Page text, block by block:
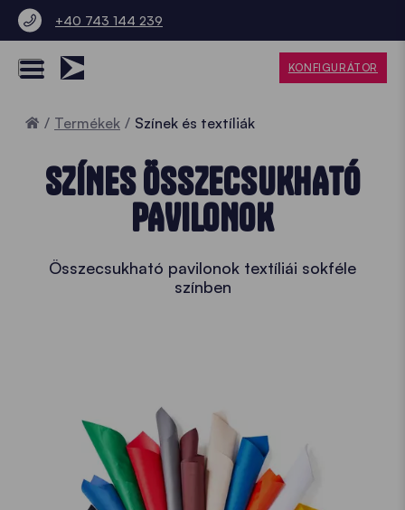
+40 743 144 239
KONFIGURÁTOR
Home
Termékek Színek és textíliák
SZÍNES ÖSSZECSUKHATÓ
PAVILONOK
Összecsukható pavilonok textíliái sokféle
színben